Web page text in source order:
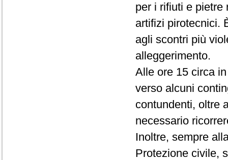
per i rifiuti e pietre
artifizi pirotecnici.
agli scontri più
alleggerimento.
Alle ore 15 circa
verso alcuni
contundenti, oltre
necessario
Inoltre, sempre
Protezione civile,